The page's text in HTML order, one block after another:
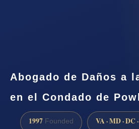
Abogado de Daños a
en el Condado de
1997 Founded VA · MD · DC